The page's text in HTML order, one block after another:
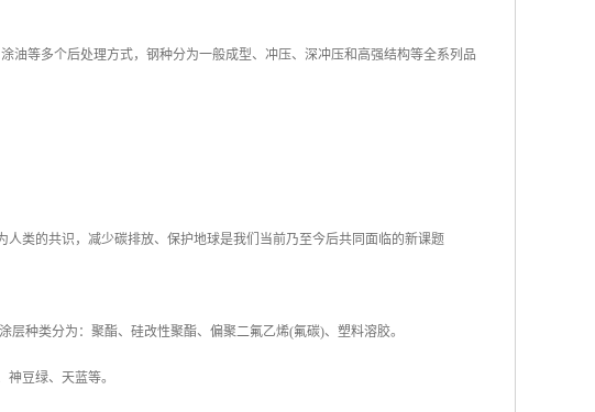
油等多个后处理方式，钢种分为一般成型、冲压、深冲压和高强结构等全系列品
类的共识，减少碳排放、保护地球是我们当前乃至今后共同面临的新课题
层种类分为：聚酯、硅改性聚酯、偏聚二氟乙烯(氟碳)、塑料溶胶。
神豆绿、天蓝等。